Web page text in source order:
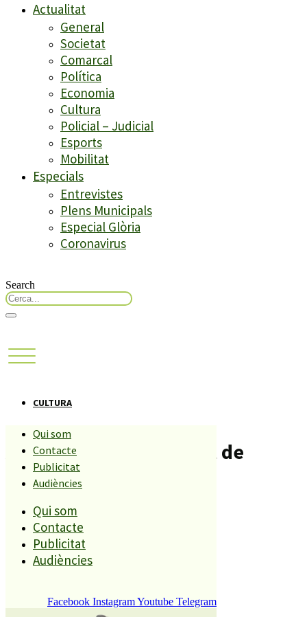
Actualitat
General
Societat
Comarcal
Política
Economia
Cultura
Policial – Judicial
Esports
Mobilitat
Especials
Entrevistes
Plens Municipals
Especial Glòria
Coronavirus
Search
Qui som
Contacte
Publicitat
Audiències
Qui som
Contacte
Publicitat
Audiències
Facebook InstagramYoutube Telegram
CULTURA
Arriben les Mil i una Nit de
Sèrbia.
Compartiu aquesta història
REDACCIÓ